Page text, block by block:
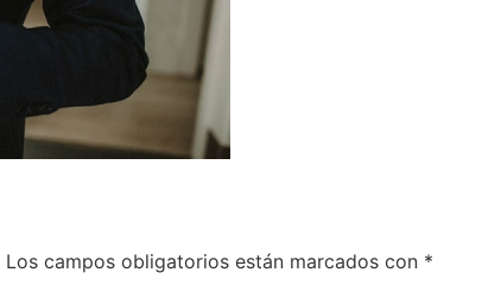
Los campos obligatorios están marcados con *